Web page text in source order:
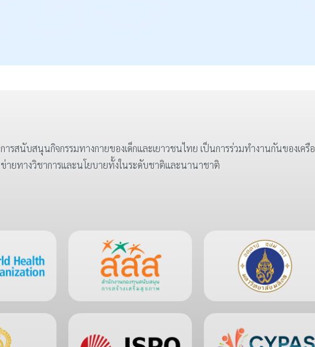
การสนับสนุนกิจกรรมทางกายของเด็กและเยาวชนไทย เป็นการร่วมทำงานกันของเครือ
ข่ายทางวิชาการและนโยบายทั้งในระดับชาติและนานาชาติ